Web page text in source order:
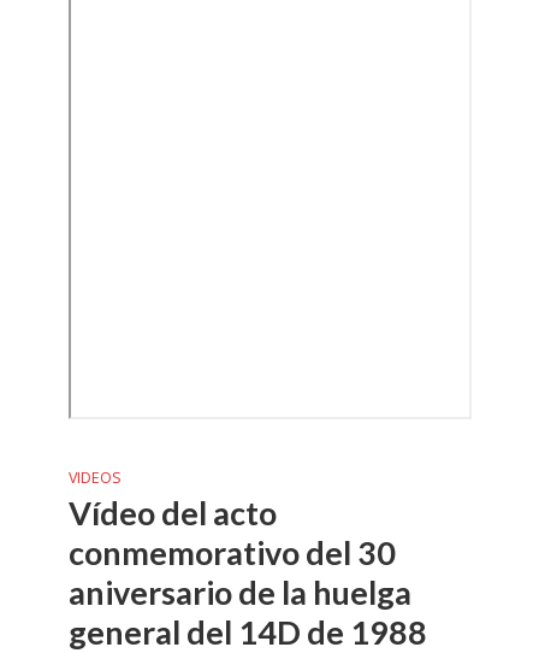
VIDEOS
Vídeo del acto
conmemorativo del 30
aniversario de la huelga
general del 14D de 1988